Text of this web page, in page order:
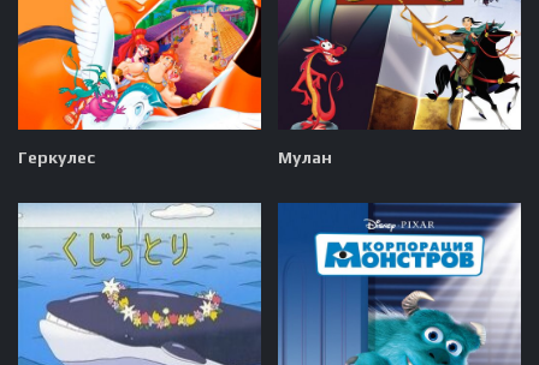
Геркулес Мулан